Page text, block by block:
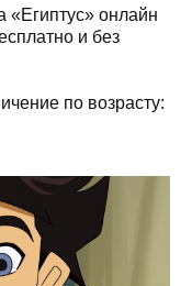
«Египтус» онлайн
и без
по возрасту: